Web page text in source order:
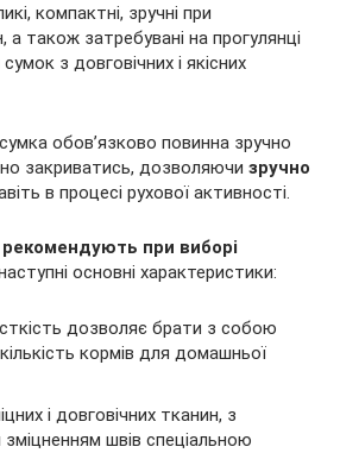
компактні, зручні при
а також затребувані на прогулянці
з довговічних і якісних
обов’язково повинна зручно
закриватись, дозволяючи зручно
в процесі рухової активності.
рекомендують при виборі
основні характеристики:
дозволяє брати з собою
кормів для домашньої
і довговічних тканин, з
швів спеціальною